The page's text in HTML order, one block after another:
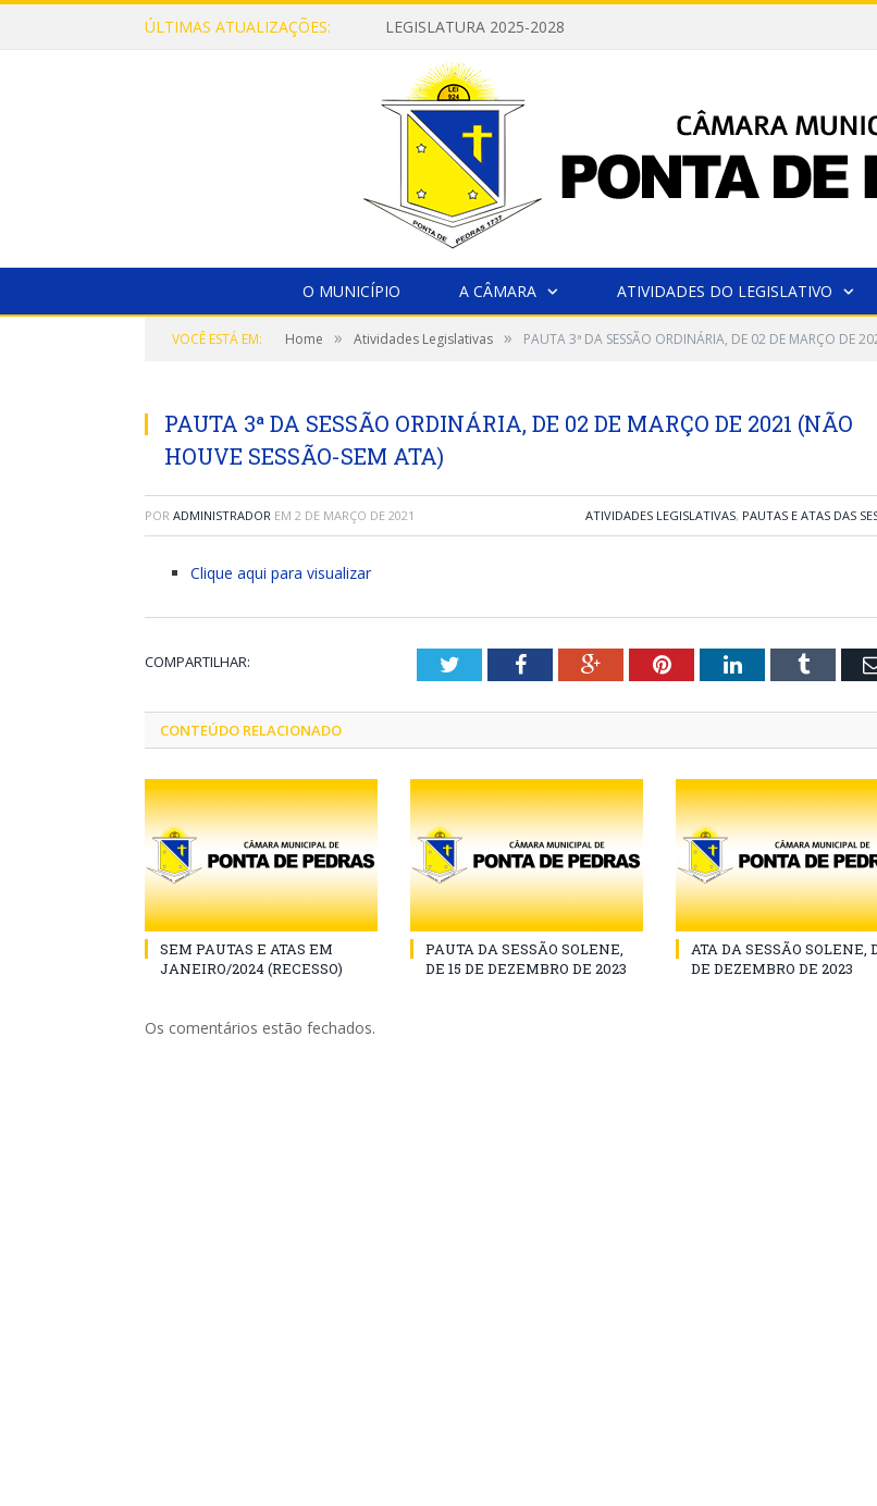
ÚLTIMAS ATUALIZAÇÕES: LEGISLATURA 2025-2028
O MUNICÍPIO A CÂMARA ATIVIDADES DO LEGISLATIVO
VOCÊ ESTÁ EM: Home » Atividades Legislativas » PAUTA 3ª DA SESSÃO ORDINÁRIA, DE 02 DE MARÇO DE
PAUTA 3ª DA SESSÃO ORDINÁRIA, DE 02 DE MARÇO DE 2021 (NÃO
HOUVE SESSÃO-SEM ATA)
POR ADMINISTRADOR EM 2 DE MARÇO DE 2021 ATIVIDADES LEGISLATIVAS, PAUTAS E ATAS DAS
Clique aqui para visualizar
COMPARTILHAR: TwitterFacebookGoogle+PinterestLinkedInTumblr
CONTEÚDO RELACIONADO
SEM PAUTAS E ATAS EM
JANEIRO/2024 (RECESSO)
PAUTA DA SESSÃO SOLENE,
DE 15 DE DEZEMBRO DE 2023
ATA DA SESSÃO SOLENE,
DE DEZEMBRO DE 2023
Os comentários estão fechados.